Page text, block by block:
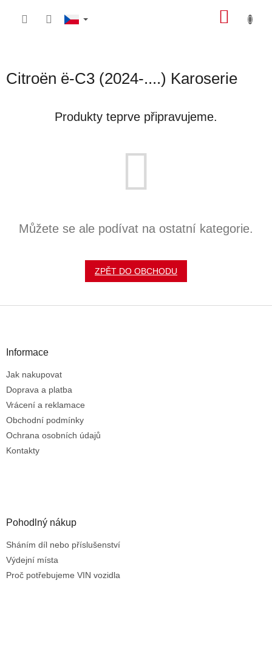
Citroën ë-C3 (2024-....) Karoserie
Produkty teprve připravujeme.
Můžete se ale podívat na ostatní kategorie.
ZPĚT DO OBCHODU
Informace
Jak nakupovat
Doprava a platba
Vrácení a reklamace
Obchodní podmínky
Ochrana osobních údajů
Kontakty
Pohodlný nákup
Sháním díl nebo příslušenství
Výdejní místa
Proč potřebujeme VIN vozidla